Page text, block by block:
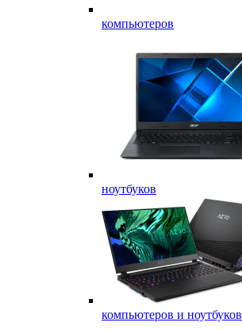
компьютеров
ноутбуков
компьютеров и ноутбуков